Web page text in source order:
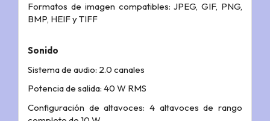
Formatos de imagen compatibles: JPEG, GIF, PNG,
BMP, HEIF y TIFF
Sonido
Sistema de audio: 2.0 canales
Potencia de salida: 40 W RMS
Configuración de altavoces: 4 altavoces de rango